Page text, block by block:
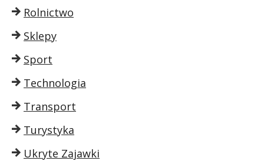
Rolnictwo
Sklepy
Sport
Technologia
Transport
Turystyka
Ukryte Zajawki